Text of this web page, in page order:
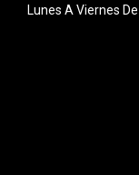
Lunes A Viernes